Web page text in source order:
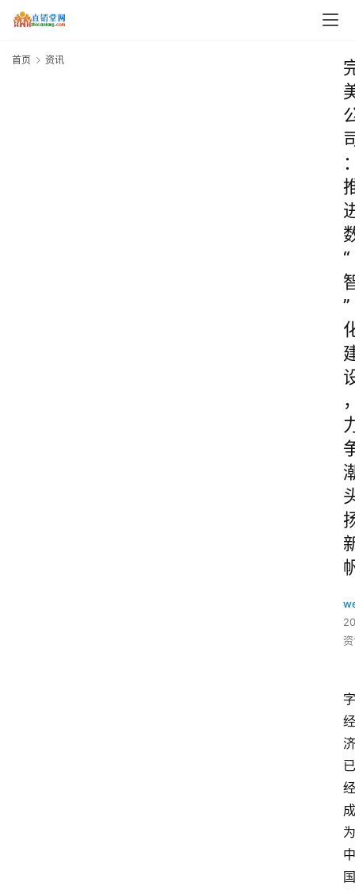
首页 资讯
“
”
字
经
济
已
经
成
为
中
国